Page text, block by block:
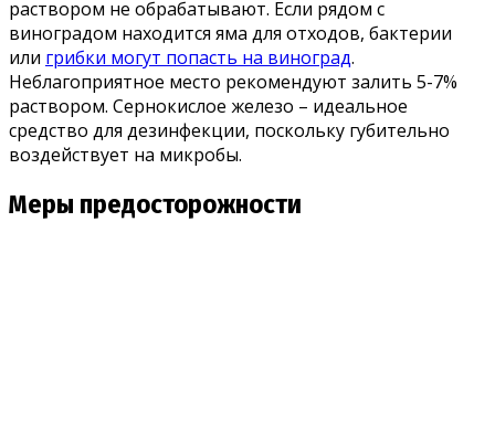
раствором не обрабатывают. Если рядом с
виноградом находится яма для отходов, бактерии
или грибки могут попасть на виноград.
Неблагоприятное место рекомендуют залить 5-7%
раствором. Сернокислое железо – идеальное
средство для дезинфекции, поскольку губительно
воздействует на микробы.
Меры предосторожности